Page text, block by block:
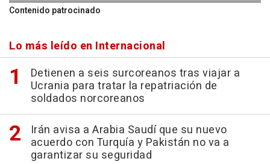
Contenido patrocinado
Lo más leído en Internacional
Detienen a seis surcoreanos tras viajar a
Ucrania para tratar la repatriación de
soldados norcoreanos
Irán avisa a Arabia Saudí que su nuevo
acuerdo con Turquía y Pakistán no va a
garantizar su seguridad